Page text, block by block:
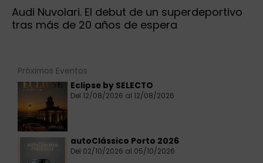
Audi Nuvolari. El debut de un superdeportivo
tras más de 20 años de espera
Próximos Eventos
Eclipse by SELECTO
Del 12/08/2026 al 12/08/2026
autoClássico Porto 2026
Del 02/10/2026 al 05/10/2026